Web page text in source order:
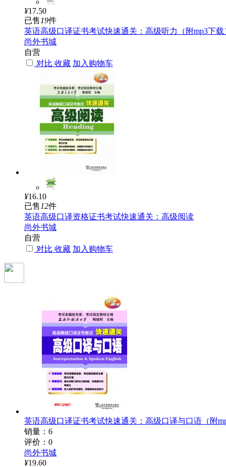
¥17.50
已售 19件
英语高级口译证书考试快速通关：高级听力（附mp3下载
尚外书城
自营
对比 收藏 加入购物车
¥16.10
已售 12件
英语高级口译资格证书考试快速通关：高级阅读
尚外书城
自营
对比 收藏 加入购物车
英语高级口译证书考试快速通关：高级口译与口语（附
销量：6
评价：0
尚外书城
¥19.60